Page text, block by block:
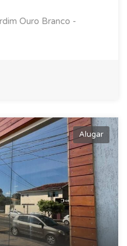
Ouro Branco -
Alugar